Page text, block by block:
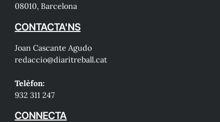
08010, Barcelona
CONTACTA'NS
Joan Cascante Agudo
redaccio@diaritreball.cat
Telèfon:
932 311 247
CONNECTA